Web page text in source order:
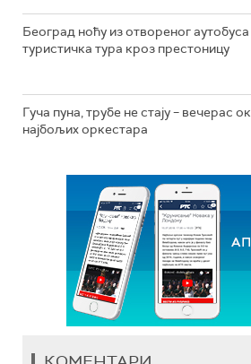
Београд ноћу из отвореног аутобуса
туристичка тура кроз престоницу
Гуча пуна, трубе не стају – вечерас
најбољих оркестара